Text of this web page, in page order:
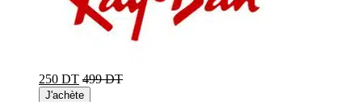
250 DT 499 DT
J'achète